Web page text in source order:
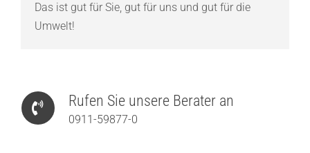
Das ist gut für Sie, gut für uns und gut für die
Umwelt!
Rufen Sie unsere Berater an
0911-59877-0